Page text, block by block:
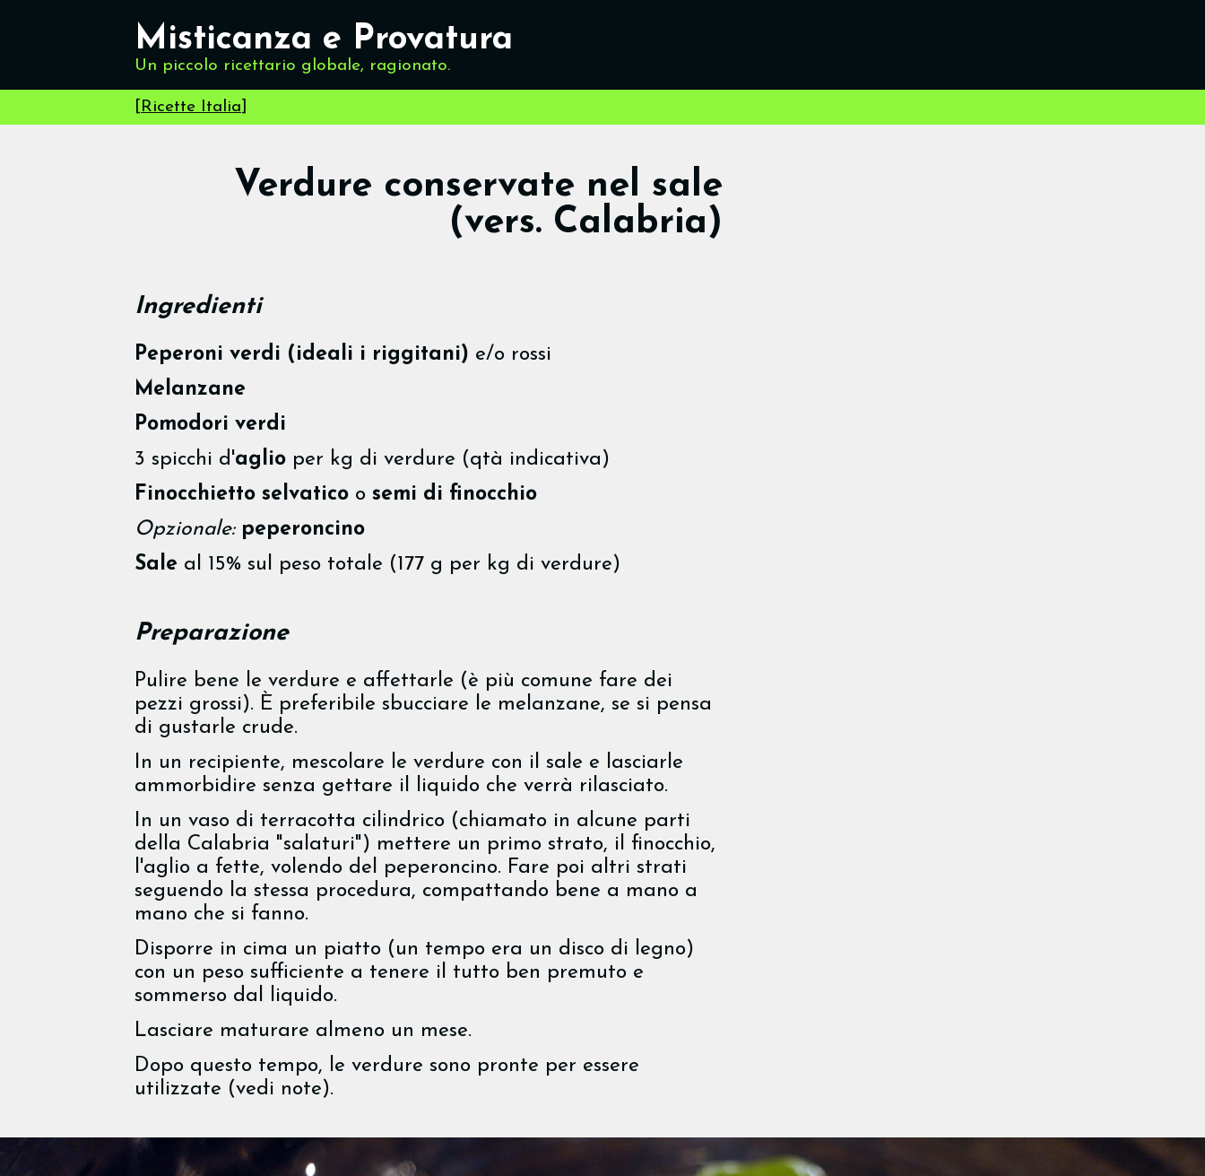
Misticanza e Provatura
Un piccolo ricettario globale, ragionato.
[Ricette Italia]
Verdure conservate nel sale
(vers. Calabria)
Ingredienti
Peperoni verdi (ideali i riggitani) e/o rossi
Melanzane
Pomodori verdi
3 spicchi d'aglio per kg di verdure (qtà indicativa)
Finocchietto selvatico o semi di finocchio
Opzionale: peperoncino
Sale al 15% sul peso totale (177 g per kg di verdure)
Preparazione
Pulire bene le verdure e affettarle (è più comune fare dei
pezzi grossi). È preferibile sbucciare le melanzane, se si pensa
di gustarle crude.
In un recipiente, mescolare le verdure con il sale e lasciarle
ammorbidire senza gettare il liquido che verrà rilasciato.
In un vaso di terracotta cilindrico (chiamato in alcune parti
della Calabria "salaturi") mettere un primo strato, il finocchio,
l'aglio a fette, volendo del peperoncino. Fare poi altri strati
seguendo la stessa procedura, compattando bene a mano a
mano che si fanno.
Disporre in cima un piatto (un tempo era un disco di legno)
con un peso sufficiente a tenere il tutto ben premuto e
sommerso dal liquido.
Lasciare maturare almeno un mese.
Dopo questo tempo, le verdure sono pronte per essere
utilizzate (vedi note).